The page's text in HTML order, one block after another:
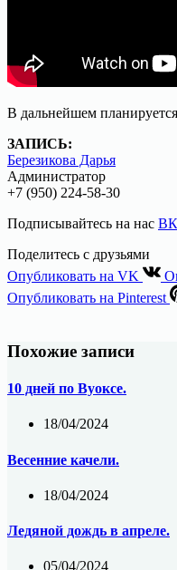
В дальнейшем
ЗАПИСЬ:
Березикова Дарья
Администратор
+7 (950) 224-58-30
Подписывайтесь на нас
Поделитесь с друзьями
Опубликовать на VK
Опубликовать на Pinterest
Похожие записи
10 дней по Вуоксе.
18/04/2024
Весенние качели.
18/04/2024
Ледяной дождь в апреле.
05/04/2024